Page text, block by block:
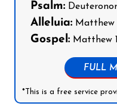
Psalm:
Alleluia: Matthew
Gospel: Matthew
FULL
*This is a free service